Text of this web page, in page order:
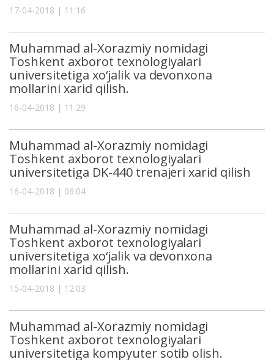
17-04-2018 | 11:16
Muhammad al-Xorazmiy nomidagi
Toshkent axborot texnologiyalari
universitetiga xo‘jalik va devonxona
mollarini xarid qilish.
16-04-2018 | 11:29
Muhammad al-Xorazmiy nomidagi
Toshkent axborot texnologiyalari
universitetiga DK-440 trenajeri xarid qilish
16-04-2018 | 06:04
Muhammad al-Xorazmiy nomidagi
Toshkent axborot texnologiyalari
universitetiga xo‘jalik va devonxona
mollarini xarid qilish.
15-04-2018 | 12:03
Muhammad al-Xorazmiy nomidagi
Toshkent axborot texnologiyalari
universitetiga kompyuter sotib olish.